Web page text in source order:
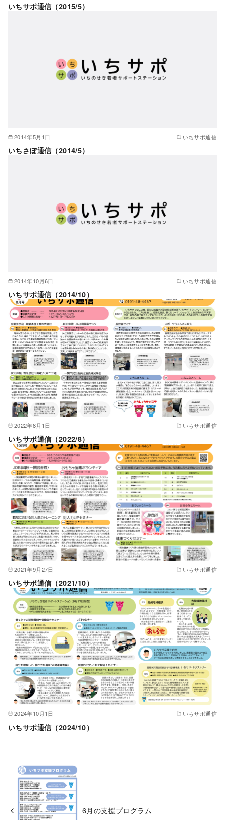
いちサポ通信（2015/5）
2014年5月1日 いちサポ通信
いちさぽ通信（2014/5）
2014年10月6日 いちサポ通信
いちサポ通信（2014/10）
2022年8月1日 いちサポ通信
いちサポ通信（2022/8）
2021年9月27日 いちサポ通信
いちサポ通信（2021/10）
2024年10月1日 いちサポ通信
いちサポ通信（2024/10）
6月の支援プログラム